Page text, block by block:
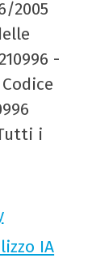
2005
-
i
IA